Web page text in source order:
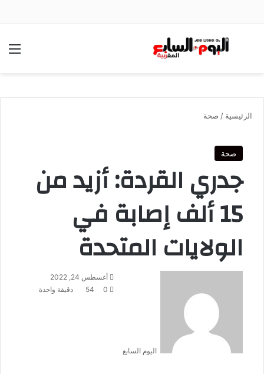
بحث عن
الرئيسية / صحة
صحة
جدري القردة: أزيد من
15 ألف إصابة في
الولايات المتحدة
اليوم السابع
أرسل
بريدا
أغسطس 24, 2022
0
54 دقيقة واحدة